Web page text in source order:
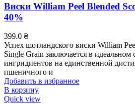
Виски William Peel Blended
40%
399.0 ₴
Успех шотландского виски William
Single Grain заключается в
ингридиентов на единственной
пшеничного и
Добавить в избранное
В корзину
Quick view